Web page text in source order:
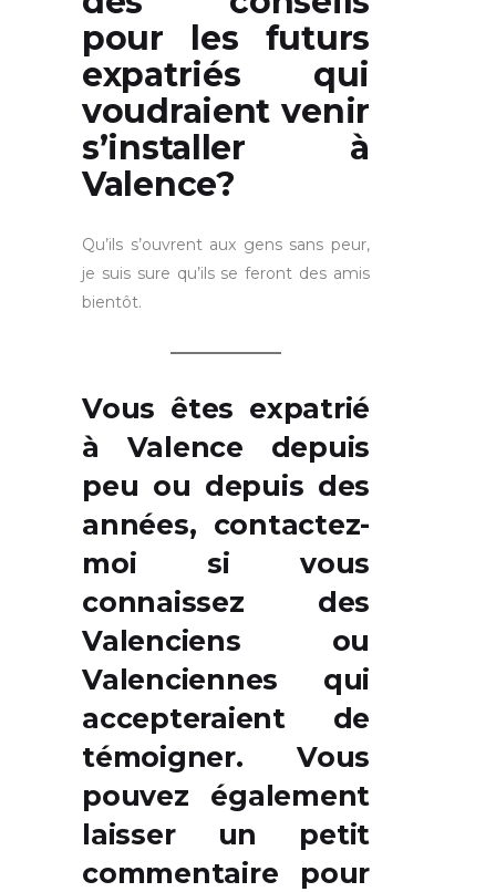
pour les futurs
expatriés qui
voudraient venir
s’installer à
Valence?
Qu’ils s’ouvrent aux gens sans peur,
je suis sure qu’ils se feront des amis
bientôt.
Vous êtes expatrié
à Valence depuis
peu ou depuis des
années, contactez-
moi si vous
connaissez des
Valenciens ou
Valenciennes qui
accepteraient de
témoigner. Vous
pouvez également
laisser un petit
commentaire pour